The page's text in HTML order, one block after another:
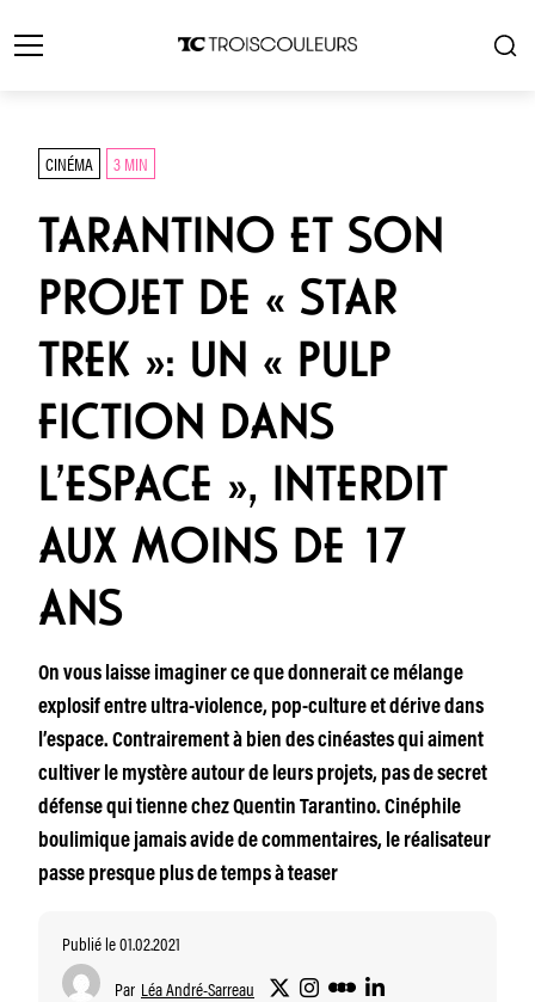
CINÉMA 3 MIN
TARANTINO ET SON
PROJET DE « STAR
TREK »: UN « PULP
FICTION DANS
L’ESPACE », INTERDIT
AUX MOINS DE 17
ANS
On vous laisse imaginer ce que donnerait ce mélange
explosif entre ultra-violence, pop-culture et dérive dans
l’espace. Contrairement à bien des cinéastes qui aiment
cultiver le mystère autour de leurs projets, pas de secret
défense qui tienne chez Quentin Tarantino. Cinéphile
boulimique jamais avide de commentaires, le réalisateur
passe presque plus de temps à teaser
Publié le 01.02.2021
Par Léa André-Sarreau